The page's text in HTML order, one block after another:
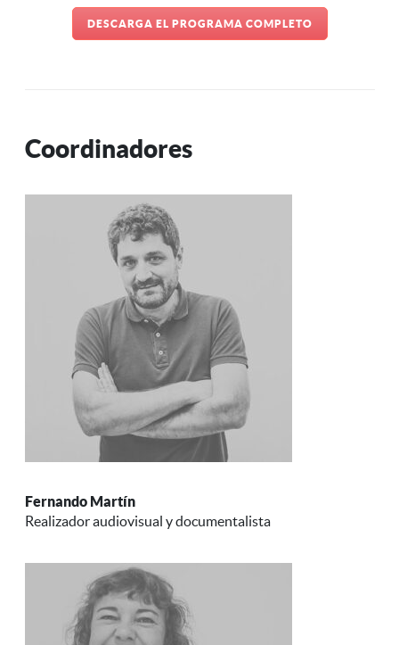
DESCARGA EL PROGRAMA COMPLETO
Coordinadores
Fernando Martín
Realizador audiovisual y documentalista